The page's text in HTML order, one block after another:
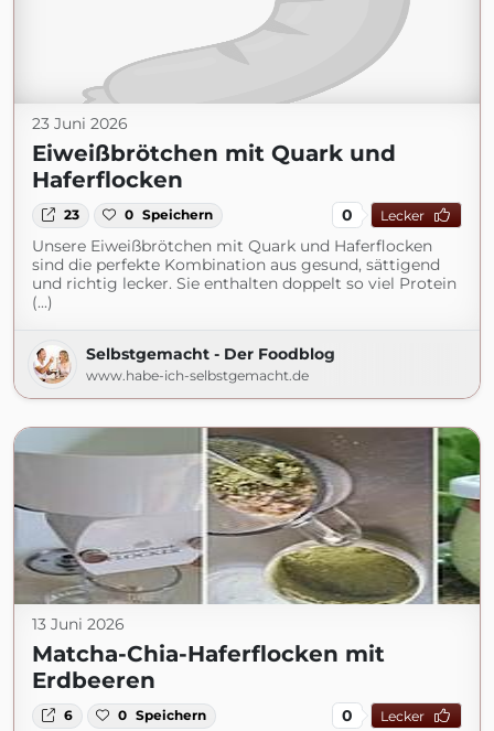
23 Juni 2026
Eiweißbrötchen mit Quark und
Haferflocken
23 0 Speichern 0 Lecker
Unsere Eiweißbrötchen mit Quark und Haferflocken
sind die perfekte Kombination aus gesund, sättigend
und richtig lecker. Sie enthalten doppelt so viel Protein
(...)
Selbstgemacht - Der Foodblog
www.habe-ich-selbstgemacht.de
13 Juni 2026
Matcha-Chia-Haferflocken mit
Erdbeeren
6 0 Speichern 0 Lecker